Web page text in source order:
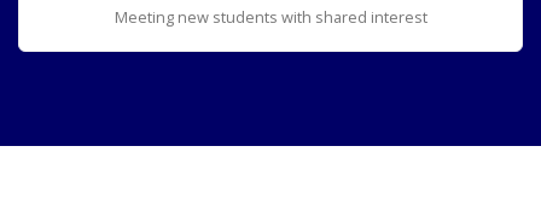
Meeting new students with shared interest